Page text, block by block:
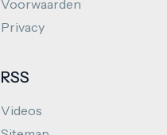
Voorwaarden
Privacy
RSS
Videos